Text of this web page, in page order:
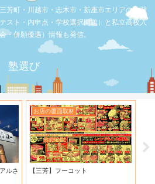
芳町・川越市・志木市・新座市エリアの学習
スト・内申点・学校選択問題）と私立高校入
・併願優遇）情報も発信。
塾選び
ルさ
お店の覆面取材
【三芳】フーコット